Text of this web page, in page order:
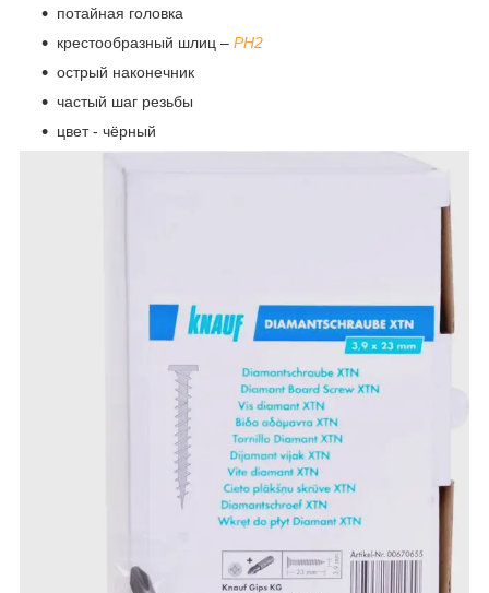
потайная головка
крестообразный шлиц – PH2
острый наконечник
частый шаг резьбы
цвет - чёрный